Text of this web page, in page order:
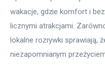
wakacje, gdzie komfort i
licznymi atrakcjami.
lokalne rozrywki sprawiają,
niezapomnianym